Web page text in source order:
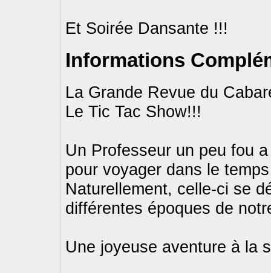
Et Soirée Dansante !!!
Informations
La Grande Revue du
Le Tic Tac Show!!!
Un Professeur un peu fou
pour voyager dans le
Naturellement, celle-ci se
différentes époques de
Une joyeuse aventure à la